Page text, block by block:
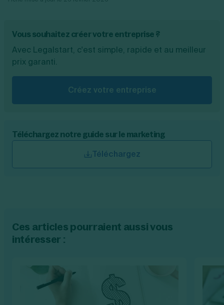
Vous souhaitez créer votre entreprise ?
Avec Legalstart, c'est simple, rapide et au meilleur
prix garanti.
Créez votre entreprise
Téléchargez notre guide sur le marketing
Téléchargez
Ces articles pourraient aussi vous
intéresser :